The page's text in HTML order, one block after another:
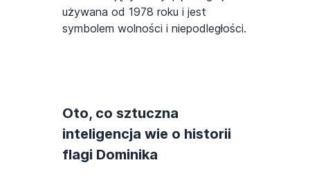
używana od 1978 roku i jest
symbolem wolności i niepodległości.
Oto, co sztuczna
inteligencja wie o historii
flagi Dominika